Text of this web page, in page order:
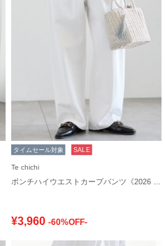
タイムセール対象 SALE
Te chichi
¥3,960 -60%OFF-